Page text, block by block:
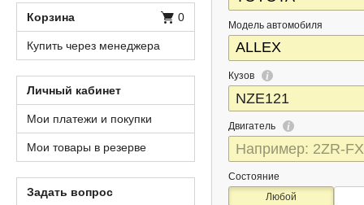
Модель автомобиля
Кузов
Двигатель
Состояние
Любой
Корзина 0
Купить через менеджера
Личный кабинет
Мои платежи и покупки
Мои товары в резерве
Задать вопрос